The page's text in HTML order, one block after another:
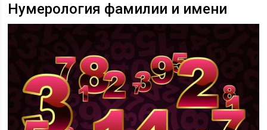
Нумерология фамилии и имени